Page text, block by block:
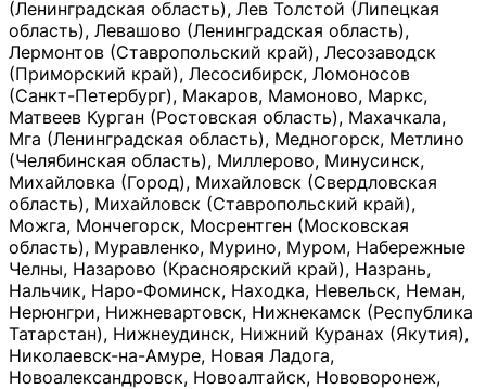
(Ленинградская область), Лев Толстой (Липецкая
область), Левашово (Ленинградская область),
Лермонтов (Ставропольский край), Лесозаводск
(Приморский край), Лесосибирск, Ломоносов
(Санкт-Петербург), Макаров, Мамоново, Маркс,
Матвеев Курган (Ростовская область), Махачкала,
Мга (Ленинградская область), Медногорск, Метлино
(Челябинская область), Миллерово, Минусинск,
Михайловка (Город), Михайловск (Свердловская
область), Михайловск (Ставропольский край),
Можга, Мончегорск, Мосрентген (Московская
область), Муравленко, Мурино, Муром, Набережные
Челны, Назарово (Красноярский край), Назрань,
Нальчик, Наро-Фоминск, Находка, Невельск, Неман,
Нерюнгри, Нижневартовск, Нижнекамск (Республика
Татарстан), Нижнеудинск, Нижний Куранах (Якутия),
Николаевск-на-Амуре, Новая Ладога,
Новоалександровск, Новоалтайск, Нововоронеж,